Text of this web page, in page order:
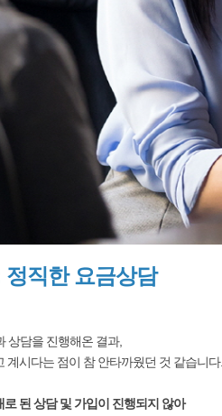
직한 요금상담
상담을 진행해온 결과,
시다는 점이 참 안타까웠던 것 같습니다.
된 상담 및 가입이 진행되지 않아